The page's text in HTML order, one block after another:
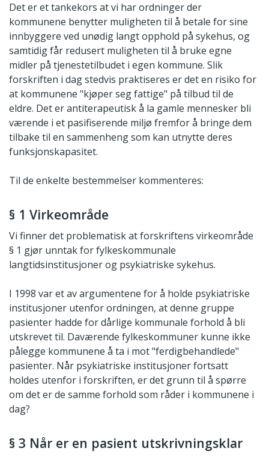
Det er et tankekors at vi har ordninger der
kommunene benytter muligheten til å betale for sine
innbyggere ved unødig langt opphold på sykehus, og
samtidig får redusert muligheten til å bruke egne
midler på tjenestetilbudet i egen kommune. Slik
forskriften i dag stedvis praktiseres er det en risiko for
at kommunene "kjøper seg fattige" på tilbud til de
eldre. Det er antiterapeutisk å la gamle mennesker bli
værende i et pasifiserende miljø fremfor å bringe dem
tilbake til en sammenheng som kan utnytte deres
funksjonskapasitet.
Til de enkelte bestemmelser kommenteres:
§ 1 Virkeområde
Vi finner det problematisk at forskriftens virkeområde
§ 1 gjør unntak for fylkeskommunale
langtidsinstitusjoner og psykiatriske sykehus.
I 1998 var et av argumentene for å holde psykiatriske
institusjoner utenfor ordningen, at denne gruppe
pasienter hadde for dårlige kommunale forhold å bli
utskrevet til. Daværende fylkeskommuner kunne ikke
pålegge kommunene å ta i mot "ferdigbehandlede"
pasienter. Når psykiatriske institusjoner fortsatt
holdes utenfor i forskriften, er det grunn til å spørre
om det er de samme forhold som råder i kommunene i
dag?
§ 3 Når er en pasient utskrivningsklar